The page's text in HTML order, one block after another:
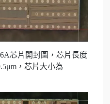
芯片開封圖，芯片長度
，芯片大小為